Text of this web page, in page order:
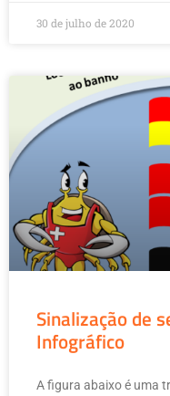
30 de julho de 2020
Sinalização de
Infográfico
A figura abaixo é uma